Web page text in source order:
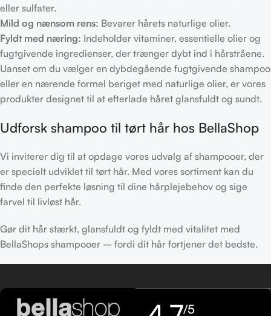
eller sulfater.
Mild og nænsom rens: Bevarer hårets naturlige olier.
Fyldt med næring: Indeholder vitaminer, essentielle olier og
fugtgivende ingredienser, der trænger dybt ind i hårstråene.
Uanset om du vælger en dybdegående fugtgivende shampoo
eller en nærende formel beriget med naturlige olier, er vores
produkter designet til at efterlade håret glansfuldt og sundt.
Udforsk shampoo til tørt hår hos BellaShop
Vi inviterer dig til at opdage vores udvalg af shampooer, der
er specielt udviklet til tørt hår. Med vores sortiment kan du
finde den perfekte løsning til dine hårplejebehov og sige
farvel til livløst hår.
Gør dit hår stærkt, glansfuldt og fyldt med vitalitet med
BellaShops shampooer – fordi dit hår fortjener det bedste.
/5